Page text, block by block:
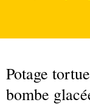
Potage
bombe